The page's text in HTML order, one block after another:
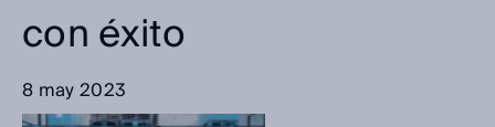
con éxito
8 may 2023